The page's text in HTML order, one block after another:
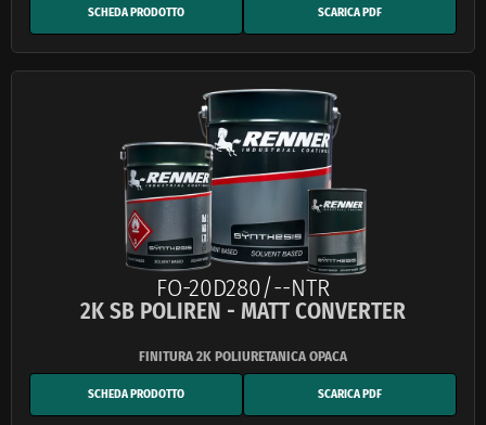
SCHEDA PRODOTTO SCARICA PDF
FO-20D280/--NTR
2K SB POLIREN - MATT CONVERTER
SCHEDA PRODOTTO SCARICA PDF